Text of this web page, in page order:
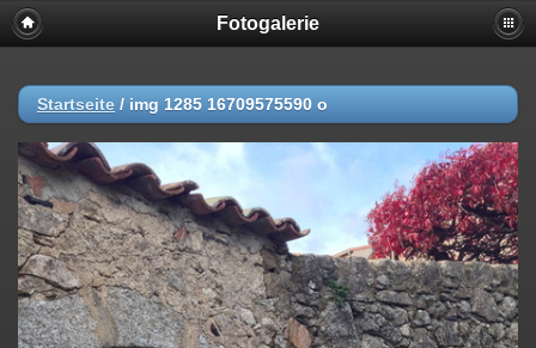
Fotogalerie
Startseite / img 1285 16709575590 o